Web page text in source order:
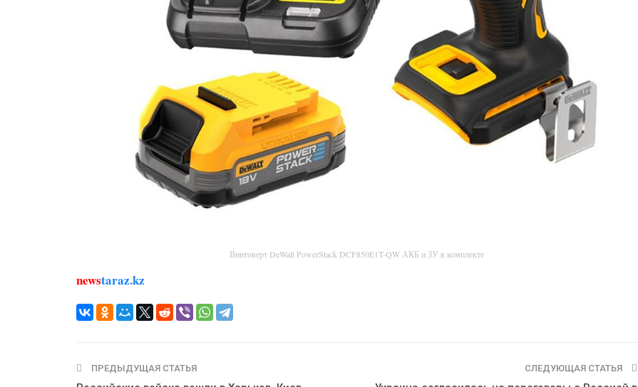
Винтоверт DeWalt PowerStack DCF850E1T-QW АКБ и ЗУ в комплекте
newstaraz.kz
ПРЕДЫДУЩАЯ СТАТЬЯ СЛЕДУЮЩАЯ СТАТЬЯ